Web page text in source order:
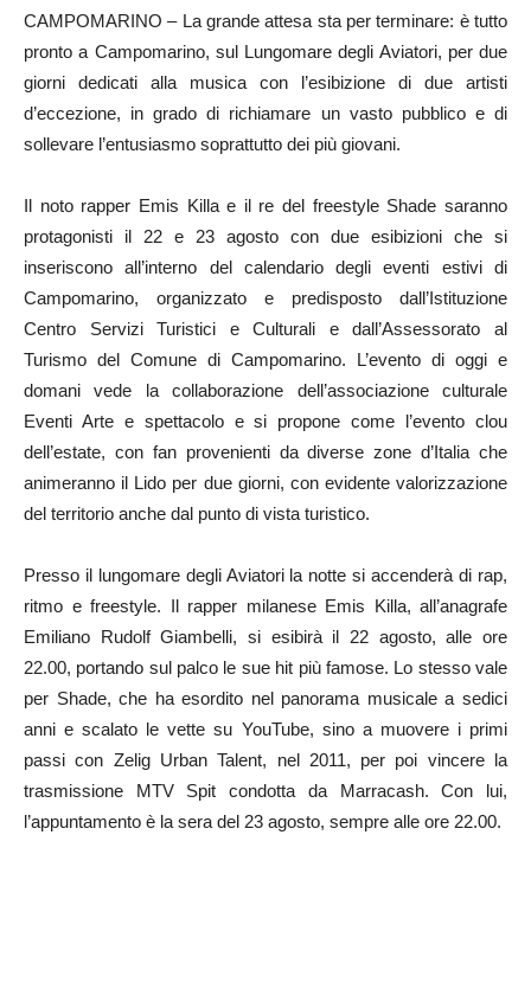
CAMPOMARINO – La grande attesa sta per terminare: è tutto
pronto a Campomarino, sul Lungomare degli Aviatori, per due
giorni dedicati alla musica con l’esibizione di due artisti
d’eccezione, in grado di richiamare un vasto pubblico e di
sollevare l’entusiasmo soprattutto dei più giovani.
Il noto rapper Emis Killa e il re del freestyle Shade saranno
protagonisti il 22 e 23 agosto con due esibizioni che si
inseriscono all’interno del calendario degli eventi estivi di
Campomarino, organizzato e predisposto dall’Istituzione
Centro Servizi Turistici e Culturali e dall’Assessorato al
Turismo del Comune di Campomarino. L’evento di oggi e
domani vede la collaborazione dell’associazione culturale
Eventi Arte e spettacolo e si propone come l’evento clou
dell’estate, con fan provenienti da diverse zone d’Italia che
animeranno il Lido per due giorni, con evidente valorizzazione
del territorio anche dal punto di vista turistico.
Presso il lungomare degli Aviatori la notte si accenderà di rap,
ritmo e freestyle. Il rapper milanese Emis Killa, all’anagrafe
Emiliano Rudolf Giambelli, si esibirà il 22 agosto, alle ore
22.00, portando sul palco le sue hit più famose. Lo stesso vale
per Shade, che ha esordito nel panorama musicale a sedici
anni e scalato le vette su YouTube, sino a muovere i primi
passi con Zelig Urban Talent, nel 2011, per poi vincere la
trasmissione MTV Spit condotta da Marracash. Con lui,
l’appuntamento è la sera del 23 agosto, sempre alle ore 22.00.